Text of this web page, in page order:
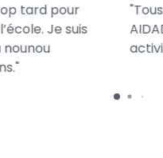
tard pour
Je suis